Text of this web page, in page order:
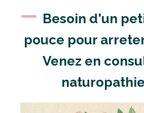
Besoin d'un
pouce pour
Venez en
naturopathie